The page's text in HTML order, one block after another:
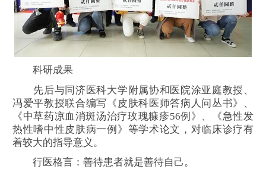
科研成果
先后与同济医科大学附属协和医院涂亚庭教授、
冯爱平教授联合编写《皮肤科医师答病人问丛书》、
《中草药凉血消斑汤治疗玫瑰糠疹56例》、《急性发
热性嗜中性皮肤病一例》等学术论文，对临床诊疗有
着较大的指导意义。
行医格言：善待患者就是善待自己。